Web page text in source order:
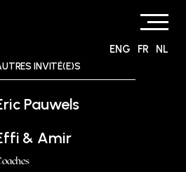
ENG FR NL
INVITÉ(E)S
Pauwels
& Amir